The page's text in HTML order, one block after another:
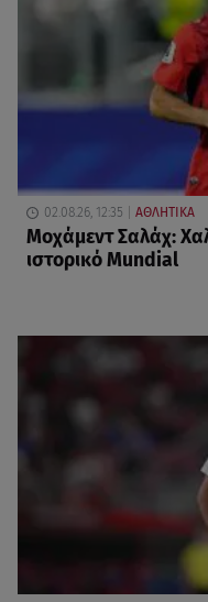
02.08.26, 12:35 ΑΘΛΗΤΙΚΑ
Μοχάμεντ Σαλάχ:
ιστορικό Mundial